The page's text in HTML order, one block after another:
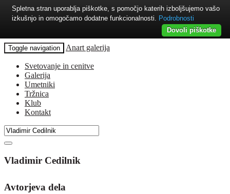
Toggle navigation Anart galerija
Svetovanje in cenitve
Galerija
Umetniki
Tržnica
Klub
Kontakt
Vladimir Cedilnik
Avtorjeva dela
Spletna stran uporablja piškotke, s pomočjo katerih izboljšujemo vašo
izkušnjo in omogočamo dodatne funkcionalnosti. Podrobnosti
Dovoli piškotke